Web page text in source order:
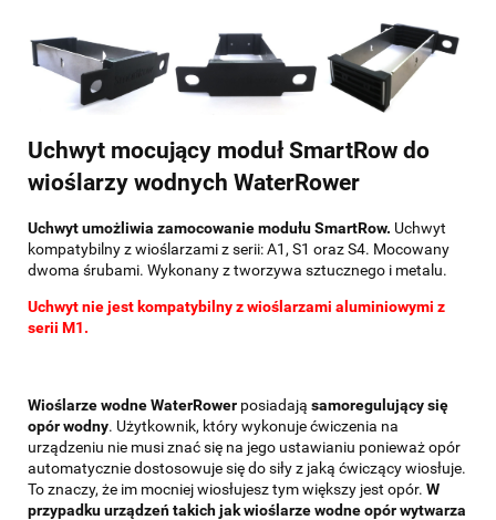
Uchwyt mocujący moduł SmartRow do
wioślarzy wodnych WaterRower
Uchwyt umożliwia zamocowanie modułu SmartRow. Uchwyt
kompatybilny z wioślarzami z serii: A1, S1 oraz S4. Mocowany
dwoma śrubami. Wykonany z tworzywa sztucznego i metalu.
Uchwyt nie jest kompatybilny z wioślarzami aluminiowymi z
serii M1.
Wioślarze wodne WaterRower posiadają samoregulujący się
opór wodny. Użytkownik, który wykonuje ćwiczenia na
urządzeniu nie musi znać się na jego ustawianiu ponieważ opór
automatycznie dostosowuje się do siły z jaką ćwiczący wiosłuje.
To znaczy, że im mocniej wiosłujesz tym większy jest opór. W
przypadku urządzeń takich jak wioślarze wodne opór wytwarza